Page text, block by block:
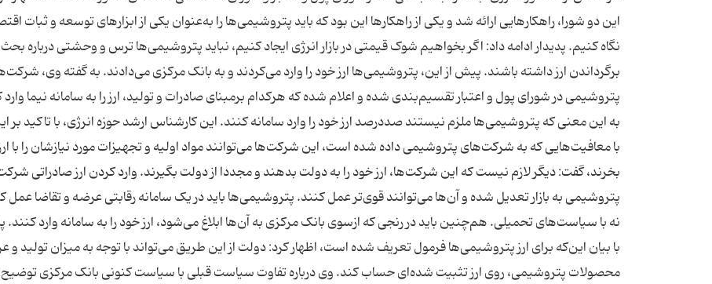
این دو شورا، راهکارهایی ارائه شد و یکی از راهکارها این بود که باید پتروشیمی‌ها را به‌عنوان یکی از ابزارهای توسعه و ثبات
نگاه کنیم. پدیدار ادامه داد: اگر بخواهیم شوک قیمتی در بازار انرژی ایجاد کنیم، نباید پتروشیمی‌ها ترس و وحشتی درباره بحث
برگرداندن ارز داشته باشند. پیش از این، پتروشیمی‌ها ارز خود را وارد می‌کردند و به بانک مرکزی می‌دادند. به گفته وی،
پتروشیمی در شورای پول و اعتبار تقسیم‌بندی شده‌ و اعلام شده که هرکدام برمبنای صادرات و تولید، ارز را به سامانه نیما
به این معنی که پتروشیمی‌ها ملزم نیستند صددرصد ارز خود را وارد سامانه کنند. این کارشناس ارشد حوزه انرژی، با تاکید بر
با معافیت‌هایی که به شرکت‌های پتروشیمی داده شده است، این شرکت‌ها می‌توانند مواد اولیه و تجهیزات مورد نیازشان را با
بخرند، گفت: دیگر لازم نیست که این شرکت‌ها، ارز خود را به دولت بدهند و مجددا از دولت بگیرند. وارد کردن ارز صادراتی
پتروشیمی به بازار تعدیل شده و آن‌ها می‌توانند قوی‌تر عمل کنند. پتروشیمی‌ها باید در یک سامانه رقابتی عرضه و تقاضا عمل
نه با سیاست‌های تحمیلی. هم‌چنین باید در رنجی که ازسوی بانک مرکزی به آن‌ها ابلاغ می‌شود، ارز خود را به سامانه وارد کنند.
با بیان این‌که برای ارز پتروشیمی‌ها فرمول تعریف شده است، اظهار کرد: دولت از این طریق می‌تواند با توجه به میزان تولید و
محصولات پتروشیمی، روی ارز تثبیت شده‌ای حساب کند. وی درباره تفاوت سیاست قبلی با سیاست کنونی بانک مرکزی توضیح